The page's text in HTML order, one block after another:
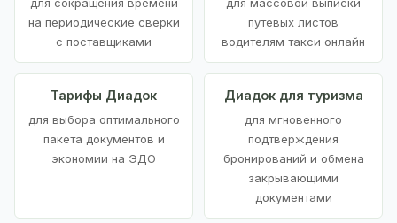
для сокращения времени
на периодические сверки
с поставщиками
для массовой выписки
путевых листов
водителям такси онлайн
Тарифы Диадок
для выбора оптимального
пакета документов и
экономии на ЭДО
Диадок для туризма
для мгновенного
подтверждения
бронирований и обмена
закрывающими
документами